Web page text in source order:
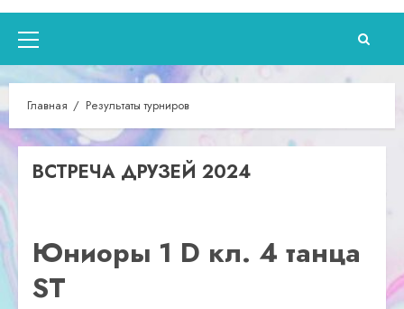
Основное
меню
Главная Результаты турниров
ВСТРЕЧА ДРУЗЕЙ 2024
Юниоры 1 D кл. 4 танца
ST